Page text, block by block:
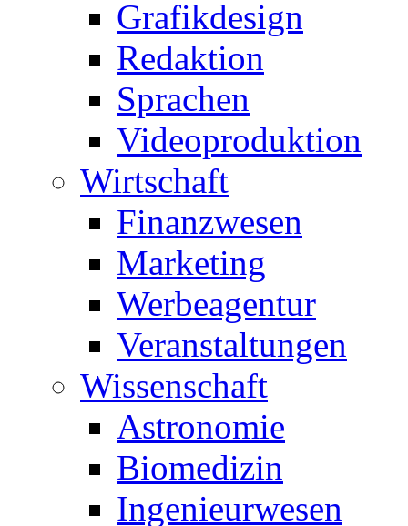
Grafikdesign
Redaktion
Sprachen
Videoproduktion
Wirtschaft
Finanzwesen
Marketing
Werbeagentur
Veranstaltungen
Wissenschaft
Astronomie
Biomedizin
Ingenieurwesen